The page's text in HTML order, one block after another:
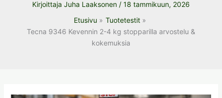
Kirjoittaja Juha Laaksonen / 18 tammikuun, 2026
Etusivu
Tuotetestit
Tecna 9346 Kevennin 2-4 kg stopparilla arvostelu &
kokemuksia